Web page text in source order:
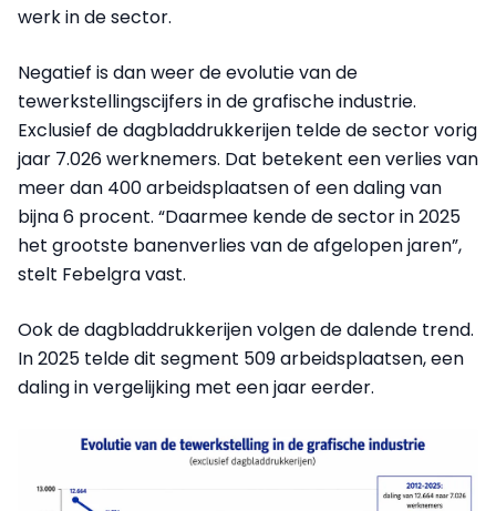
werk in de sector.
Negatief is dan weer de evolutie van de
tewerkstellingscijfers in de grafische industrie.
Exclusief de dagbladdrukkerijen telde de sector vorig
jaar 7.026 werknemers. Dat betekent een verlies van
meer dan 400 arbeidsplaatsen of een daling van
bijna 6 procent. “Daarmee kende de sector in 2025
het grootste banenverlies van de afgelopen jaren”,
stelt Febelgra vast.
Ook de dagbladdrukkerijen volgen de dalende trend.
In 2025 telde dit segment 509 arbeidsplaatsen, een
daling in vergelijking met een jaar eerder.